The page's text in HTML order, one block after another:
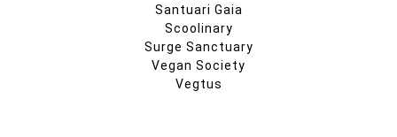
Santuari Gaia
Scoolinary
Surge Sanctuary
Vegan Society
Vegtus